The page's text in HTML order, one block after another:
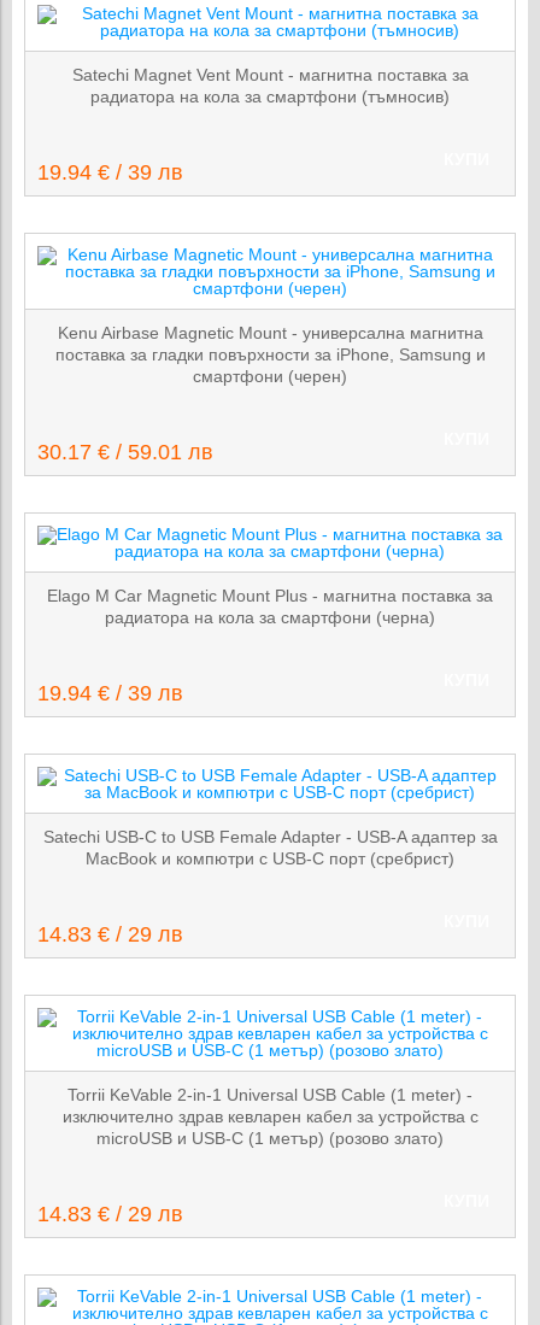
Satechi Magnet Vent Mount - магнитна поставка за
радиатора на кола за смартфони (тъмносив)
19.94 € / 39 лв
Kenu Airbase Magnetic Mount - универсална магнитна
поставка за гладки повърхности за iPhone, Samsung и
смартфони (черен)
30.17 € / 59.01 лв
Elago M Car Magnetic Mount Plus - магнитна поставка за
радиатора на кола за смартфони (черна)
19.94 € / 39 лв
Satechi USB-C to USB Female Adapter - USB-A адаптер за
MacBook и компютри с USB-C порт (сребрист)
14.83 € / 29 лв
Torrii KeVable 2-in-1 Universal USB Cable (1 meter) -
изключително здрав кевларен кабел за устройства с
microUSB и USB-C (1 метър) (розово злато)
14.83 € / 29 лв